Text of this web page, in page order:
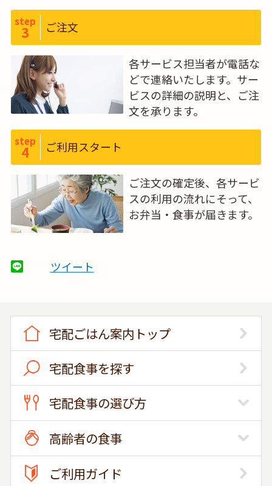
step
3 ご注文
各サービス担当者が電話な
どで連絡いたします。サー
ビスの詳細の説明と、ご注
文を承ります。
step
4 ご利用スタート
ご注文の確定後、各サービ
スの利用の流れにそって、
お弁当・食事が届きます。
ツイート
宅配ごはん案内トップ
宅配食事を探す
宅配食事の選び方
高齢者の食事
ご利用ガイド